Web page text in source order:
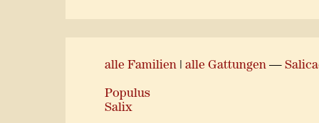
alle Familien alle Gattungen —
Populus
Salix